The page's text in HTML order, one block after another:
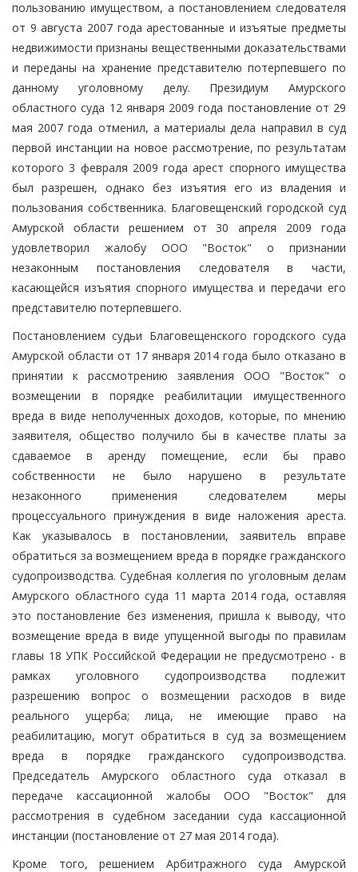
пользованию имуществом, а постановлением следователя
от 9 августа 2007 года арестованные и изъятые предметы
недвижимости признаны вещественными доказательствами
и переданы на хранение представителю потерпевшего по
данному уголовному делу. Президиум Амурского
областного суда 12 января 2009 года постановление от 29
мая 2007 года отменил, а материалы дела направил в суд
первой инстанции на новое рассмотрение, по результатам
которого 3 февраля 2009 года арест спорного имущества
был разрешен, однако без изъятия его из владения и
пользования собственника. Благовещенский городской суд
Амурской области решением от 30 апреля 2009 года
удовлетворил жалобу ООО "Восток" о признании
незаконным постановления следователя в части,
касающейся изъятия спорного имущества и передачи его
представителю потерпевшего.
Постановлением судьи Благовещенского городского суда
Амурской области от 17 января 2014 года было отказано в
принятии к рассмотрению заявления ООО "Восток" о
возмещении в порядке реабилитации имущественного
вреда в виде неполученных доходов, которые, по мнению
заявителя, общество получило бы в качестве платы за
сдаваемое в аренду помещение, если бы право
собственности не было нарушено в результате
незаконного применения следователем меры
процессуального принуждения в виде наложения ареста.
Как указывалось в постановлении, заявитель вправе
обратиться за возмещением вреда в порядке гражданского
судопроизводства. Судебная коллегия по уголовным делам
Амурского областного суда 11 марта 2014 года, оставляя
это постановление без изменения, пришла к выводу, что
возмещение вреда в виде упущенной выгоды по правилам
главы 18 УПК Российской Федерации не предусмотрено - в
рамках уголовного судопроизводства подлежит
разрешению вопрос о возмещении расходов в виде
реального ущерба; лица, не имеющие право на
реабилитацию, могут обратиться в суд за возмещением
вреда в порядке гражданского судопроизводства.
Председатель Амурского областного суда отказал в
передаче кассационной жалобы ООО "Восток" для
рассмотрения в судебном заседании суда кассационной
инстанции (постановление от 27 мая 2014 года).
Кроме того, решением Арбитражного суда Амурской